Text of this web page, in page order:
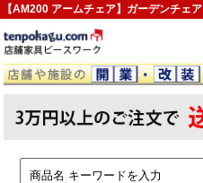
【AM200 アームチェア】ガーデンチェア